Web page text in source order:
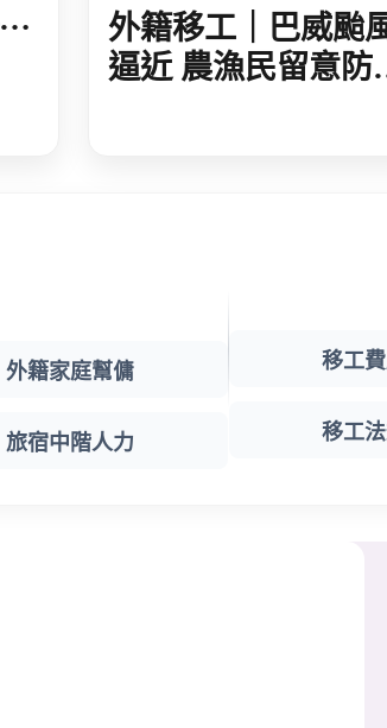
外籍移工｜巴威颱
逼近 農漁民留意防
外籍家庭幫傭
旅宿中階人力
移工
移工